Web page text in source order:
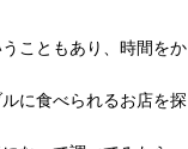
こともあり、時間をか
に食べられるお店を探